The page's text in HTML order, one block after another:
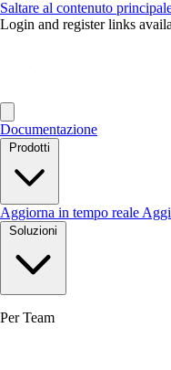
Saltare al contenuto
Login and register links
Documentazione
Prodotti
Aggiorna in tempo reale
Soluzioni
Per Team